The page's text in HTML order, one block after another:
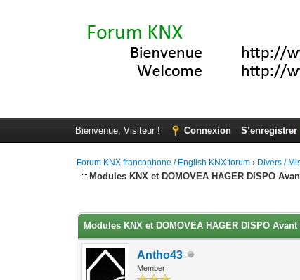
Bienvenue, Visiteur ! Connexion S’enregistrer
Forum KNX francophone / English KNX forum › Divers /
Modules KNX et DOMOVEA HAGER DISPO
Modules KNX et DOMOVEA HAGER DISPO
Antho43
Member